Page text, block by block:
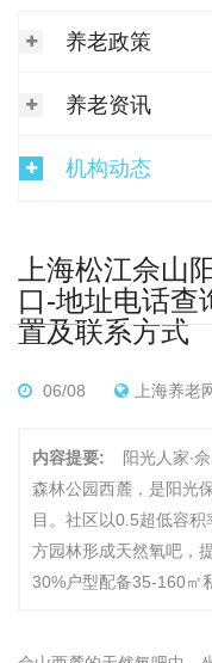
养老政策
养老资讯
机构动态
上海松江佘山
口-地址电话查
置及联系方式
06/08 上海养老
内容提要:
阳光人家∙
森林公园西麓，是阳光
目。社区以0.5超低容
方园林形成天然氧吧，
30%户型配备35-160㎡